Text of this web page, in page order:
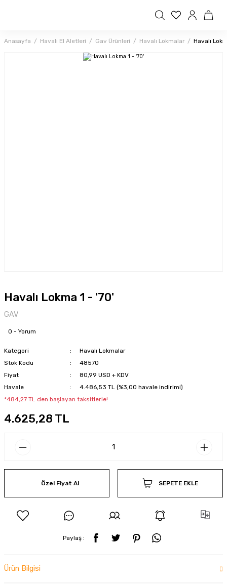
Anasayfa Havalı El Aletleri Gav Ürünleri Havalı Lokmalar Havalı
Havalı Lokma 1 - '70'
GAV
0 - Yorum
Kategori
Havalı Lokmalar
Stok Kodu
48570
Fiyat
80,99 USD + KDV
Havale
4.486,53 TL (%3,00 havale indirimi)
*484,27 TL den başlayan taksitlerle!
4.625,28 TL
Özel Fiyat Al SEPETE EKLE
Paylaş :
Ürün Bilgisi